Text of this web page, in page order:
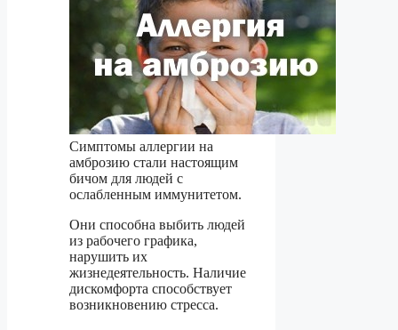
Симптомы аллергии на
амброзию стали настоящим
бичом для людей с
ослабленным иммунитетом.
Они способна выбить людей
из рабочего графика,
нарушить их
жизнедеятельность. Наличие
дискомфорта способствует
возникновению стресса.